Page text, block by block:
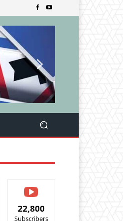
22,800
Subscribers